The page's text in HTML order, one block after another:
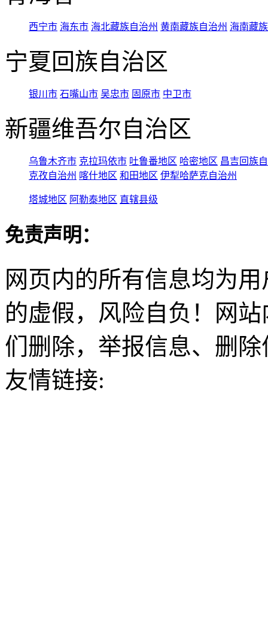
西宁市 海东市 海北藏族自治州 黄南藏族自治州 海南藏
宁夏回族自治区
银川市 石嘴山市 吴忠市 固原市 中卫市
新疆维吾尔自治区
乌鲁木齐市 克拉玛依市 吐鲁番地区 哈密地区 昌吉回族
克孜自治州 喀什地区 和田地区 伊犁哈萨克自治州
塔城地区 阿勒泰地区 直辖县级
免责声明：
网页内的所有信息均为
的虚假，风险自负！网
们删除，举报信息、删
友情链接: